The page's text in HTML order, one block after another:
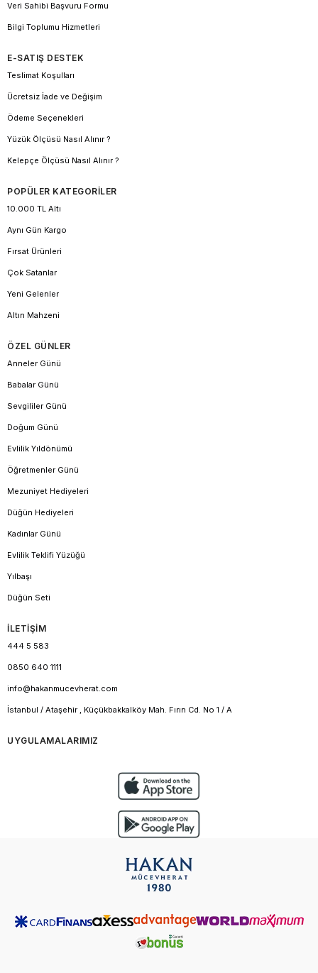
Veri Sahibi Başvuru Formu
Bilgi Toplumu Hizmetleri
E-SATIŞ DESTEK
Teslimat Koşulları
Ücretsiz İade ve Değişim
Ödeme Seçenekleri
Yüzük Ölçüsü Nasıl Alınır ?
Kelepçe Ölçüsü Nasıl Alınır ?
POPÜLER KATEGORİLER
10.000 TL Altı
Aynı Gün Kargo
Fırsat Ürünleri
Çok Satanlar
Yeni Gelenler
Altın Mahzeni
ÖZEL GÜNLER
Anneler Günü
Babalar Günü
Sevgililer Günü
Doğum Günü
Evlilik Yıldönümü
Öğretmenler Günü
Mezuniyet Hediyeleri
Düğün Hediyeleri
Kadınlar Günü
Evlilik Teklifi Yüzüğü
Yılbaşı
Düğün Seti
İLETİŞİM
444 5 583
0850 640 1111
info@hakanmucevherat.com
İstanbul / Ataşehir , Küçükbakkalköy Mah. Fırın Cd. No 1 / A
UYGULAMALARIMIZ